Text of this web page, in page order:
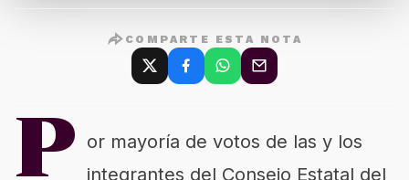
COMPARTE ESTA NOTA
P or mayoría de votos de las y los
integrantes del Consejo Estatal del